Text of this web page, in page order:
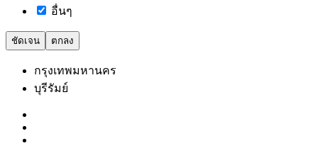
อื่นๆ
ชัดเจน ตกลง
กรุงเทพมหานคร
บุรีรัมย์